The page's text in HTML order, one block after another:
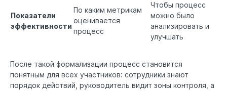
Показатели
эффективности
По каким метрикам
оценивается
процесс
Чтобы процесс
можно было
анализировать и
улучшать
После такой формализации процесс становится
понятным для всех участников: сотрудники знают
порядок действий, руководитель видит зоны контроля, а